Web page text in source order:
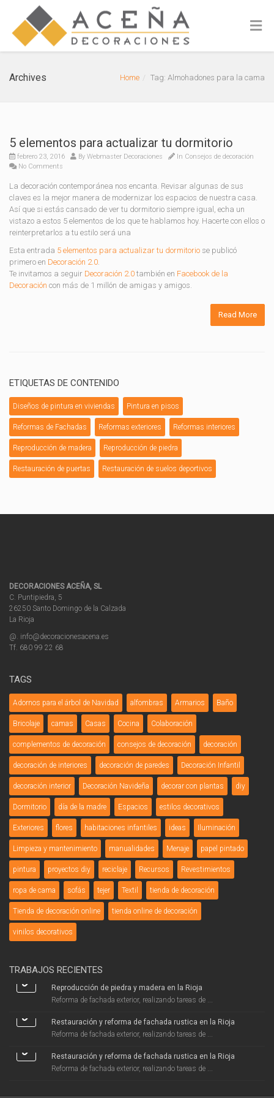
Archives Home Tag: Almohadones para la cama
5 elementos para actualizar tu dormitorio
febrero 23, 2016 By Webmaster Decoraciones In Consejos de decoración
No Comments
La decoración contemporánea nos encanta. Revisar algunas de sus
claves es la mejor manera de modernizar los espacios de nuestra casa.
Así que si estás cansado de ver tu dormitorio siempre igual, echa un
vistazo a estos 5 elementos de los que te hablamos hoy. Hacerte con ellos o
reinterpretarlos a tu estilo será una
Esta entrada 5 elementos para actualizar tu dormitorio se publicó
primero en Decoración 2.0.
Te invitamos a seguir Decoración 2.0 también en Facebook de la
Decoración con más de 1 millón de amigas y amigos.
Read More
ETIQUETAS DE CONTENIDO
Diseños de pintura en viviendas Pintura en pisos
Reformas de Fachadas Reformas exteriores Reformas interiores
Reproducción de madera Reproducción de piedra
Restauración de puertas Restauración de suelos deportivos
DECORACIONES ACEÑA, SL
C. Puntipiedra, 5
26250 Santo Domingo de la Calzada
La Rioja
@. info@decoracionesacena.es
Tf. 680 99 22 68
TAGS
Adornos para el árbol de Navidad alfombras Armarios Baño
Bricolaje camas Casas Cocina Colaboración
complementos de decoración consejos de decoración decoración
decoración de interiores decoración de paredes Decoración Infantil
decoración interior Decoración Navideña decorar con plantas diy
Dormitorio día de la madre Espacios estilos decorativos
Exteriores flores habitaciones infantiles ideas Iluminación
Limpieza y mantenimiento manualidades Menaje papel pintado
pintura proyectos diy reciclaje Recursos Revestimientos
ropa de cama sofás tejer Textil tienda de decoración
Tienda de decoración online tienda online de decoración
vinilos decorativos
TRABAJOS RECIENTES
Reproducción de piedra y madera en la Rioja
Reforma de fachada exterior, realizando tareas de ...
Restauración y reforma de fachada rustica en la Rioja
Reforma de fachada exterior, realizando tareas de ...
Restauración y reforma de fachada rustica en la Rioja
Reforma de fachada exterior, realizando tareas de ...